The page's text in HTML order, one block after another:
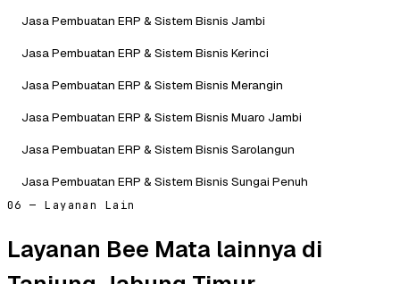
Jasa Pembuatan ERP & Sistem Bisnis Jambi
Jasa Pembuatan ERP & Sistem Bisnis Kerinci
Jasa Pembuatan ERP & Sistem Bisnis Merangin
Jasa Pembuatan ERP & Sistem Bisnis Muaro Jambi
Jasa Pembuatan ERP & Sistem Bisnis Sarolangun
Jasa Pembuatan ERP & Sistem Bisnis Sungai Penuh
06 — Layanan Lain
Layanan Bee Mata lainnya di